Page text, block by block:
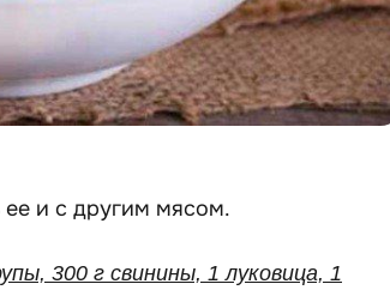
ее и с другим мясом.
300 г свинины, 1 луковица, 1